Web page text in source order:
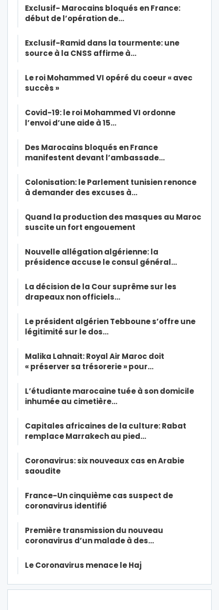
Exclusif- Marocains bloqués en France:
début de l’opération de…
Exclusif-Ramid dans la tourmente: une
source à la CNSS affirme à…
Le roi Mohammed VI opéré du coeur « avec
succès »
Covid-19: le roi Mohammed VI ordonne
l’envoi d’une aide à 15…
Des Marocains bloqués en France
manifestent devant l’ambassade…
Colonisation: le Parlement tunisien renonce
à demander des excuses à…
Quand la production des masques au Maroc
suscite un fort engouement
Nouvelle allégation algérienne: la
présidence accuse le consul général…
La décision de la Cour suprême sur les
drapeaux non officiels…
Le président algérien Tebboune s’offre une
légitimité sur le dos…
Malika Lahnait: Royal Air Maroc doit
« préserver sa trésorerie » pour…
L’étudiante marocaine tuée à son domicile
inhumée au cimetière…
Capitales africaines de la culture: Rabat
remplace Marrakech au pied…
Coronavirus: six nouveaux cas en Arabie
saoudite
France-Un cinquième cas suspect de
coronavirus identifié
Première transmission du nouveau
coronavirus d’un malade à des…
Le Coronavirus menace le Haj